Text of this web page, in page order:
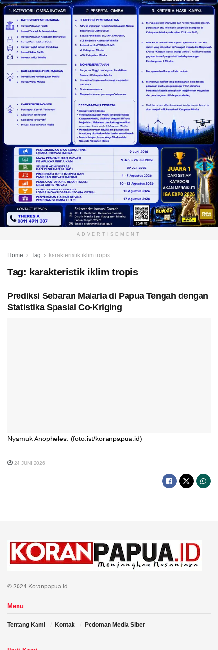
ADVERTISEMENT
Home Tag karakteristik iklim tropis
Tag: karakteristik iklim tropis
Prediksi Sebaran Malaria di Papua Tengah dengan
Statistika Spasial Co-Kriging
Nyamuk Anopheles. (foto:ist/koranpapua.id)
24 JUNI 2026
© 2024 Koranpapua.id
Menu
Tentang Kami Kontak Pedoman Media Siber